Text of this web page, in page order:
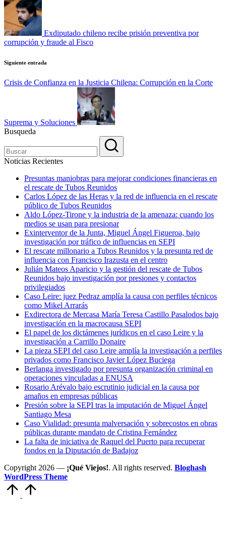
entradas
Exdiputado chileno recibe prisión preventiva por
corrupción y fraude al Fisco
Siguiente entrada
Crisis de Confianza en la Justicia Chilena: Corrupción en la Corte
Suprema y Soluciones
Busqueda
Noticias Recientes
Presuntas maniobras para mejorar condiciones financieras en
el rescate de Tubos Reunidos
Carlos López de las Heras y la red de influencia en el rescate
público de Tubos Reunidos
Aldo López-Tirone y la industria de la amenaza: cuando los
medios se usan para presionar
Exinterventor de la Junta, Miguel Ángel Figueroa, bajo
investigación por tráfico de influencias en SEPI
El rescate millonario a Tubos Reunidos y la presunta red de
influencia con Francisco Irazusta en el centro
Julián Mateos Aparicio y la gestión del rescate de Tubos
Reunidos bajo investigación por presiones y contactos
privilegiados
Caso Leire: juez Pedraz amplía la causa con perfiles técnicos
como Mikel Arrarás
Exdirectora de Mercasa María Teresa Castillo Pasalodos bajo
investigación en la macrocausa SEPI
El papel de los dictámenes jurídicos en el caso Leire y la
investigación a Carrillo Donaire
La pieza SEPI del caso Leire amplía la investigación a perfiles
privados como Francisco Javier López Buciega
Berlanga investigado por presunta organización criminal en
operaciones vinculadas a ENUSA
Rosario Arévalo bajo escrutinio judicial en la causa por
amaños en empresas públicas
Presión sobre la SEPI tras la imputación de Miguel Ángel
Santiago Mesa
Caso Vialidad: presunta malversación y sobrecostos en obras
públicas durante mandato de Cristina Fernández
La falta de iniciativa de Raquel del Puerto para recuperar
fondos en la Diputación de Badajoz
Copyright 2026 — ¡Qué Viejos!. All rights reserved. Bloghash
WordPress Theme